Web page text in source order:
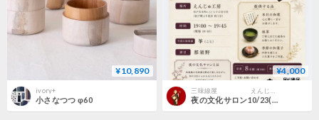
¥10,890
ivory+
小さなつつ φ60
¥4,000